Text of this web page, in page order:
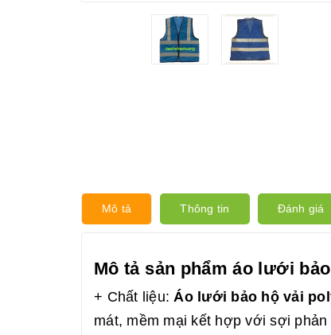
Mô tả Thông tin Đánh giá
Mô tả sản phẩm áo lưới
+ Chất liệu:Áo lưới bảo hộ vải
mát, mềm mại kết hợp với sợi